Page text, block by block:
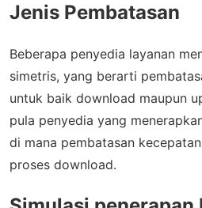
Jenis Pembatasan
Beberapa penyedia layanan
simetris, yang berarti
untuk baik download maupun
pula penyedia yang
di mana pembatasan
proses download.